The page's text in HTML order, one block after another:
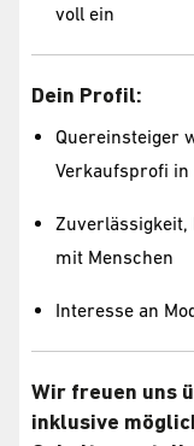
voll ein
Dein Profil:
Quereinsteiger
Verkaufsprofi in
Zuverlässigkeit,
mit Menschen
Interesse an
Wir freuen uns
inklusive